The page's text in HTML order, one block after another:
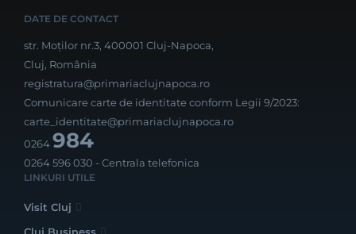
DATE DE CONTACT
str. Moților nr.3, 400001 Cluj-Napoca,
Cluj, România
registratura@primariaclujnapoca.ro
Comunicare carte de identitate conform Legii 9/2023:
carte_identitate@primariaclujnapoca.ro
0264984
0264 596 030 - Centrala telefonica
LINKURI UTILE
Visit Cluj